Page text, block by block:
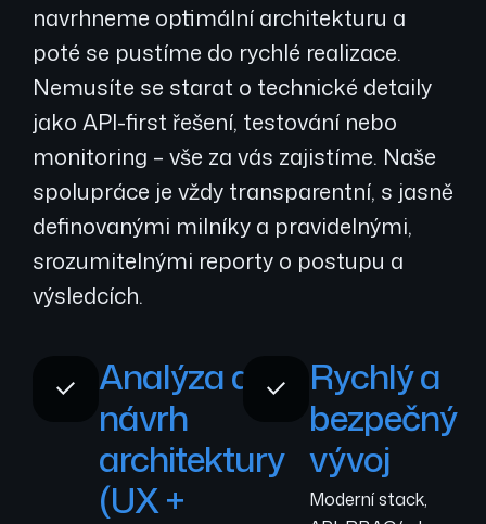
navrhneme optimální architekturu a
poté se pustíme do rychlé realizace.
Nemusíte se starat o technické detaily
jako API-first řešení, testování nebo
monitoring – vše za vás zajistíme. Naše
spolupráce je vždy transparentní, s jasně
definovanými milníky a pravidelnými,
srozumitelnými reporty o postupu a
výsledcích.
Analýza a
návrh
architektury
(UX +
Rychlý a
bezpečný
vývoj
Moderní stack,